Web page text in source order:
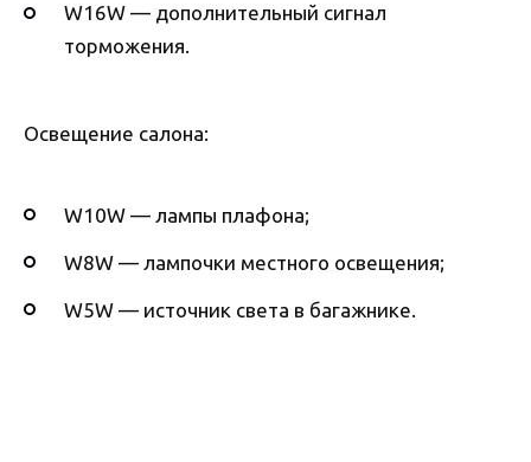
W16W — дополнительный сигнал
торможения.
Освещение салона:
W10W — лампы плафона;
W8W — лампочки местного освещения;
W5W — источник света в багажнике.